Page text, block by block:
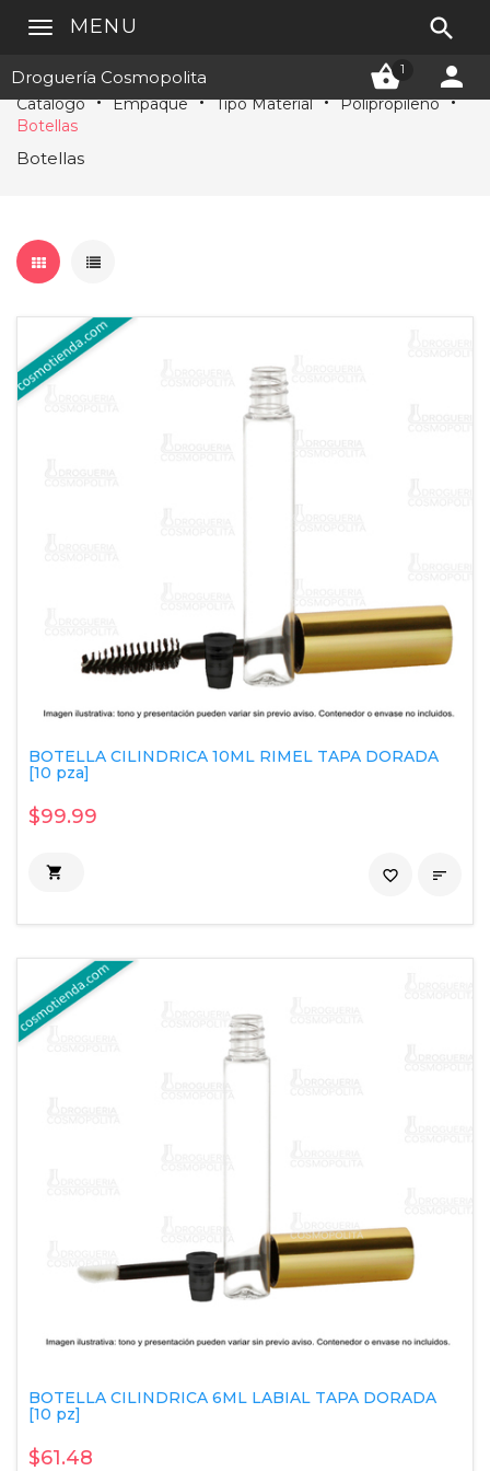
Droguería Cosmopolita 1 
MENU 
Catálogo Empaque Tipo Material
Polipropileno
Botellas
Botellas
BOTELLA CILINDRICA 10ML RIMEL TAPA DORADA
[10 pza]
$99.99
 
favorite_border
BOTELLA CILINDRICA 6ML LABIAL TAPA DORADA
[10 pz]
$61.48